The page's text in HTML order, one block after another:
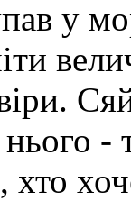
у
нього
хто